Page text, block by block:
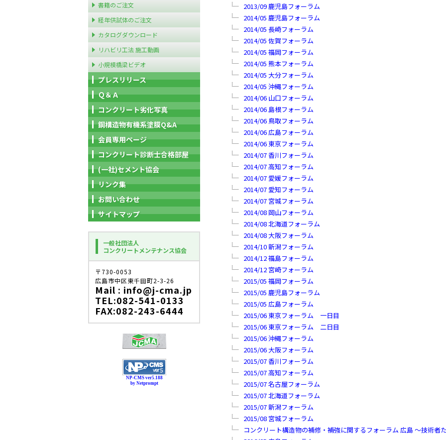
2013/09 鹿児島フォーラム
2014/05 鹿児島フォーラム
2014/05 長崎フォーラム
2014/05 佐賀フォーラム
2014/05 福岡フォーラム
2014/05 熊本フォーラム
2014/05 大分フォーラム
2014/05 沖縄フォーラム
2014/06 山口フォーラム
2014/06 島根フォーラム
2014/06 鳥取フォーラム
2014/06 広島フォーラム
2014/06 東京フォーラム
2014/07 香川フォーラム
2014/07 高知フォーラム
2014/07 愛媛フォーラム
2014/07 愛知フォーラム
2014/07 宮城フォーラム
2014/08 岡山フォーラム
2014/08 北海道フォーラム
2014/08 大阪フォーラム
2014/10 新潟フォーラム
2014/12 福島フォーラム
2014/12 宮崎フォーラム
2015/05 福岡フォーラム
2015/05 鹿児島フォーラム
2015/05 広島フォーラム
2015/06 東京フォーラム 一日目
2015/06 東京フォーラム 二日目
2015/06 沖縄フォーラム
2015/06 大阪フォーラム
2015/07 香川フォーラム
2015/07 高知フォーラム
2015/07 名古屋フォーラム
2015/07 北海道フォーラム
2015/07 新潟フォーラム
2015/08 宮城フォーラム
コンクリート構造物の補修・補強に関するフォーラム 広島 ～技術
書籍のご注文
経年供試体のご注文
カタログダウンロード
リハビリ工法 施工動画
小規模橋梁ビデオ
プレスリリース
Ｑ＆Ａ
コンクリート劣化写真
鋼構造物有機系塗膜Q&A
会員専用ページ
コンクリート診断士合格部屋
(一社)セメント協会
リンク集
お問い合わせ
サイトマップ
一般社団法人
コンクリートメンテナンス協会
〒730-0053
広島市中区東千田町2-3-26
Mail : info@j-cma.jp
TEL:082-541-0133
FAX:082-243-6444
NP-CMS ver5.188
by Netprompt